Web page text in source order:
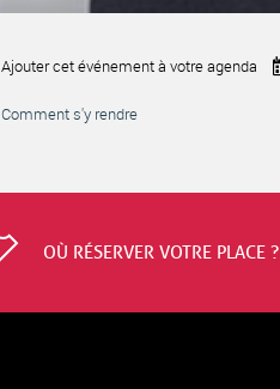
Ajouter cet événement à votre agenda
Comment s'y rendre
OÙ RÉSERVER VOTRE PLACE ?